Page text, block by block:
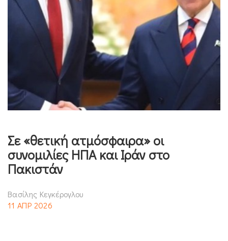
Σε «θετική ατμόσφαιρα» οι
συνομιλίες ΗΠΑ και Ιράν στο
Πακιστάν
Βασίλης Κεγκέρογλου
11 ΑΠΡ 2026